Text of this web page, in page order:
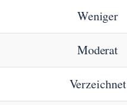
Weniger
Moderat
Verzeichnet